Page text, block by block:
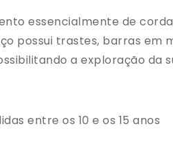
essencialmente de
possui trastes, barras em
a exploração da
entre os 10 e os 15 anos